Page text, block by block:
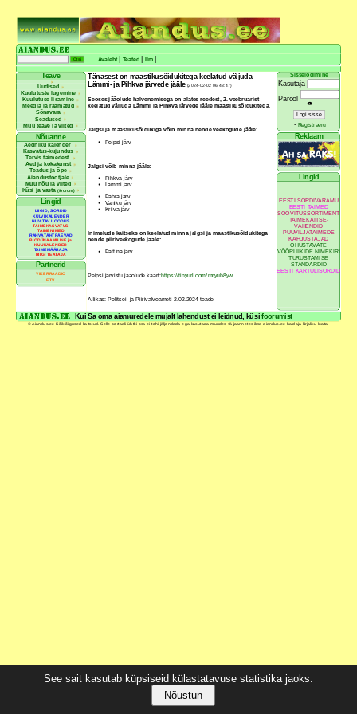
See sait kasutab küpsiseid külastatavuse statistika jaoks.
Nõustun
Avaleht Teated Ilm
Teave
Uudised
Kuulutuste lugemine
Kuulutuse lisamine
Meedia ja raamatud
Sõnavara
Seadused
Muu teave ja viited
Nõuanne
Aedniku kalender
Kasvatus-kujundus
Tervis taimedest
Aed ja kokakunst
Teadus ja õpe
Aiandustootjale
Muu nõu ja viited
Küsi ja vasta(foorum)
Lingid
LIIGID, SORDID
KÜLVIKALENDER
HUVITAV LOODUS
TAIMEKASVATUS
TAIMENIMED
RAHVATÄHTPÄEVAD
BIODÜNAAMILINE ja
KUUKALENDER
TAIMEMÄÄRAJA
RIIGI TEATAJA
Partnerid
VIKERRAADIO
ETV
Tänasest on maastikusõidukitega keelatud väljuda
Lämmi- ja Pihkva järvede jääle (2024-02-02 06:48:47)
Seoses jääolude halvenemisega on alates reedest, 2. veebruarist
keelatud väljuda Lämmi ja Pihkva järvede jääle maastikusõidukitega.
Jalgsi ja maastikusõidukiga võib minna nende veekogude jääle:
Peipsi järv
Jalgsi võib minna jääle:
Pihkva järv
Lämmi järv
Pabra järv
Vaniku järv
Kriiva järv
Inimelude kaitseks on keelatud minna jalgsi ja maastikusõidukitega
nende piiriveekogude jääle:
Pattina järv
Peipsi järvistu jääolude kaart:https://tinyurl.com/mryub8yw
Allikas: Politsei- ja Piirivalveameti 2.02.2024 teade
Sisselogimine
Kasutaja
Parool
👁
- Registreeru
Reklaam
Lingid
EESTI SORDIVARAMU
EESTI TAIMED
SOOVITUSSORTIMENT
TAIMEKAITSE-
VAHENDID
PUUVILJATAIMEDE
KAHJUSTAJAD
OHUSTAVATE
VÕÕRLIIKIDE NIMEKIRI
TURUSTAMISE
STANDARDID
EESTI KARTULISORDID
Kui Sa oma aiamuredele mujalt lahendust ei leidnud, küsi foorumist
© Aiandus.ee Kõik õigused kaitstud. Selle portaali ühtki osa ei tohi jäljendada ega kasutada muudes väljaannetes ilma aiandus.ee haldaja kirjaliku loata.